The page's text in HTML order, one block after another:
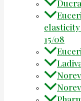
15/08